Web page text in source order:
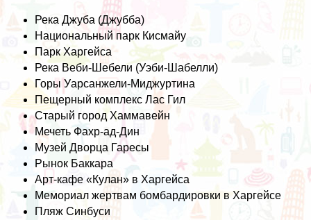
Река Джуба (Джубба)
Национальный парк Кисмайу
Парк Харгейса
Река Веби-Шебели (Уэби-Шабелли)
Горы Уарсанжели-Миджуртина
Пещерный комплекс Лас Гил
Старый город Хаммавейн
Мечеть Фахр-ад-Дин
Музей Дворца Гаресы
Рынок Баккара
Арт-кафе «Кулан» в Харгейса
Мемориал жертвам бомбардировки в Харгейсе
Пляж Синбуси